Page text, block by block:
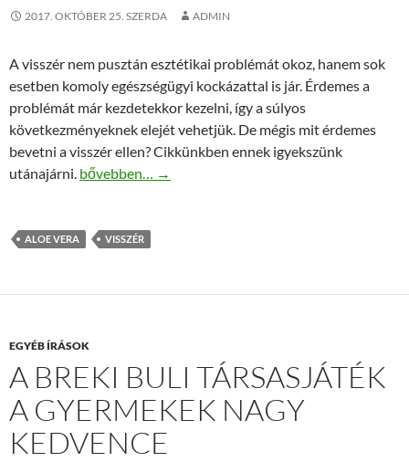
2017. OKTÓBER 25. SZERDA ADMIN
A visszér nem pusztán esztétikai problémát okoz, hanem sok
esetben komoly egészségügyi kockázattal is jár. Érdemes a
problémát már kezdetekkor kezelni, így a súlyos
következményeknek elejét vehetjük. De mégis mit érdemes
bevetni a visszér ellen? Cikkünkben ennek igyekszünk
utánajárni. Aloe vera használatával a visszér ellen
bővebben… →
ALOE VERA VISSZÉR
EGYÉB ÍRÁSOK
A BREKI BULI TÁRSASJÁTÉK
A GYERMEKEK NAGY
KEDVENCE